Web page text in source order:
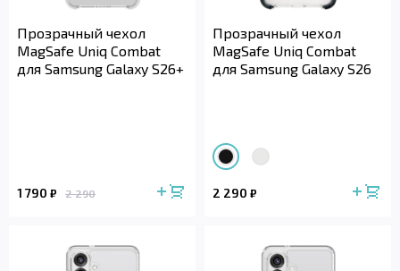
Прозрачный чехол
MagSafe Uniq Combat
для Samsung Galaxy S26+
1 790 ₽ 2 290
Прозрачный чехол
MagSafe Uniq Combat
для Samsung Galaxy S26
2 290 ₽